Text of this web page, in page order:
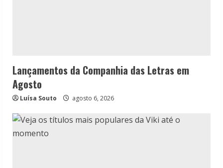
Lançamentos da Companhia das Letras em
Agosto
Luísa Souto agosto 6, 2026